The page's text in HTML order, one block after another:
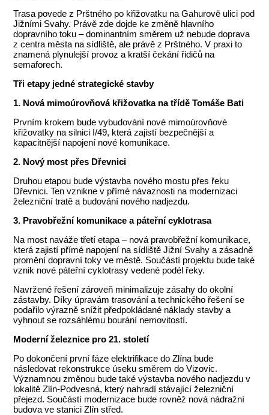
Trasa povede z Prštného po křižovatku na Gahurově ulici pod
Jižními Svahy. Právě zde dojde ke změně hlavního
dopravního toku – dominantním směrem už nebude doprava
z centra města na sídliště, ale právě z Prštného. V praxi to
znamená plynulejší provoz a kratší čekání řidičů na
semaforech.
Tři etapy jedné strategické stavby
1. Nová mimoúrovňová křižovatka na třídě Tomáše Bati
Prvním krokem bude vybudování nové mimoúrovňové
křižovatky na silnici I/49, která zajistí bezpečnější a
kapacitnější napojení nové komunikace.
2. Nový most přes Dřevnici
Druhou etapou bude výstavba nového mostu přes řeku
Dřevnici. Ten vznikne v přímé návaznosti na modernizaci
železniční tratě a budování nového nadjezdu.
3. Pravobřežní komunikace a páteřní cyklotrasa
Na most naváže třetí etapa – nová pravobřežní komunikace,
která zajistí přímé napojení na sídliště Jižní Svahy a zásadně
promění dopravní toky ve městě. Součástí projektu bude také
vznik nové páteřní cyklotrasy vedené podél řeky.
Navržené řešení zároveň minimalizuje zásahy do okolní
zástavby. Díky úpravám trasování a technického řešení se
podařilo výrazně snížit předpokládané náklady stavby a
vyhnout se rozsáhlému bourání nemovitostí.
Moderní železnice pro 21. století
Po dokončení první fáze elektrifikace do Zlína bude
následovat rekonstrukce úseku směrem do Vizovic.
Významnou změnou bude také výstavba nového nadjezdu v
lokalitě Zlín-Podvesná, který nahradí stávající železniční
přejezd. Součástí modernizace bude rovněž nová nádražní
budova ve stanici Zlín střed.